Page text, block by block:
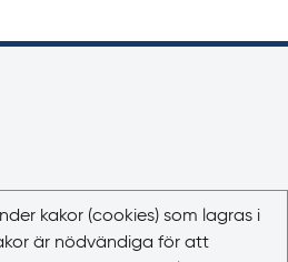
kakor (cookies) som lagras i
är nödvändiga för att